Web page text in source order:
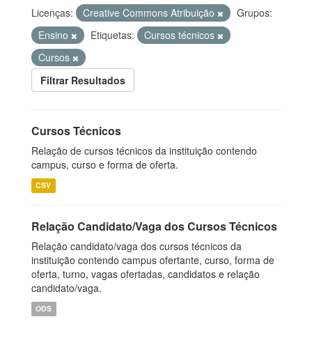
Licenças: Creative Commons Atribuição
Grupos:
Ensino
Etiquetas:
Cursos técnicos
Cursos
Filtrar Resultados
Cursos Técnicos
Relação de cursos técnicos da instituição contendo
campus, curso e forma de oferta.
CSV
Relação Candidato/Vaga dos Cursos Técnicos
Relação candidato/vaga dos cursos técnicos da
instituição contendo campus ofertante, curso, forma de
oferta, turno, vagas ofertadas, candidatos e relação
candidato/vaga.
ODS